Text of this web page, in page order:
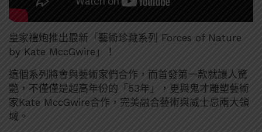
皇家禮炮推出最新「藝術珍藏系列 Forces of Nature
by Kate MccGwire」！
這個系列將會與藝術家們合作，而首發第一款就讓人驚
艷，不僅僅是超高年份的「53年」，更與鬼才雕塑藝術
家Kate MccGwire合作，完美融合藝術與威士忌兩大領
域。